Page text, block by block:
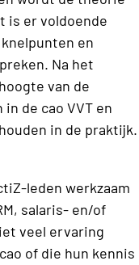
is er voldoende
en
Na het
van de
de cao VVT en
in de praktijk.
leden werkzaam
salaris- en/of
veel ervaring
of die hun kennis